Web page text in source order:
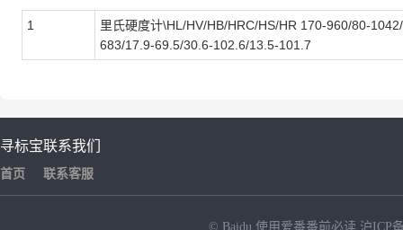
1
里氏硬度计\HL/HV/HB/HRC/HS/HR 170-960/80-
683/17.9-69.5/30.6-102.6/13.5-101.7
寻标宝
首页
联系我们
联系客服
© Baidu 使用爱番番前必读 沪ICP